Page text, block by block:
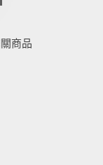
商品